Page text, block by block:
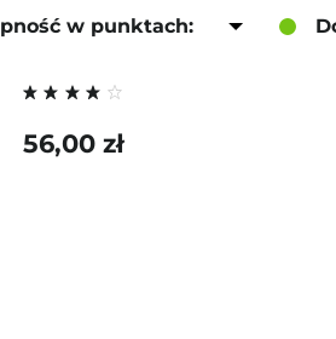
w punktach:
56,00 zł